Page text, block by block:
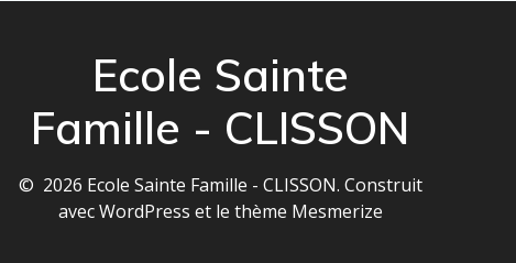
Ecole Sainte
Famille - CLISSON
© 2026 Ecole Sainte Famille - CLISSON. Construit
avec WordPress et le thème Mesmerize